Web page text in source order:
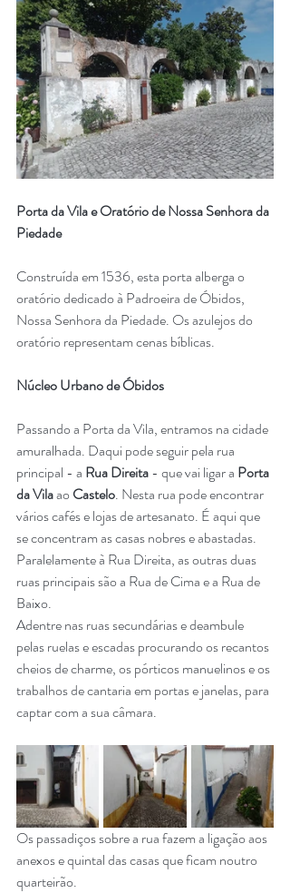
Porta da Vila e Oratório de Nossa Senhora da
Piedade
Construída em 1536, esta porta alberga o
oratório dedicado à Padroeira de Óbidos,
Nossa Senhora da Piedade. Os azulejos do
oratório representam cenas bíblicas.
Núcleo Urbano de Óbidos
Passando a Porta da Vila, entramos na cidade
amuralhada. Daqui pode seguir pela rua
principal - a Rua Direita - que vai ligar a Porta
da Vila ao Castelo. Nesta rua pode encontrar
vários cafés e lojas de artesanato. É aqui que
se concentram as casas nobres e abastadas.
Paralelamente à Rua Direita, as outras duas
ruas principais são a Rua de Cima e a Rua de
Baixo.
Adentre nas ruas secundárias e deambule
pelas ruelas e escadas procurando os recantos
cheios de charme, os pórticos manuelinos e os
trabalhos de cantaria em portas e janelas, para
captar com a sua câmara.
Os passadiços sobre a rua fazem a ligação aos
anexos e quintal das casas que ficam noutro
quarteirão.